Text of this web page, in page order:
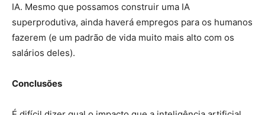
IA. Mesmo que possamos construir uma IA
superprodutiva, ainda haverá empregos para os humanos
fazerem (e um padrão de vida muito mais alto com os
salários deles).
Conclusões